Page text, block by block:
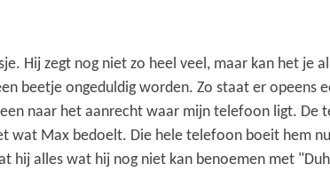
Hij zegt nog niet zo heel veel, maar kan het je
beetje ongeduldig worden. Zo staat er
naar het aanrecht waar mijn telefoon ligt. De
wat Max bedoelt. Die hele telefoon boeit hem
hij alles wat hij nog niet kan benoemen met